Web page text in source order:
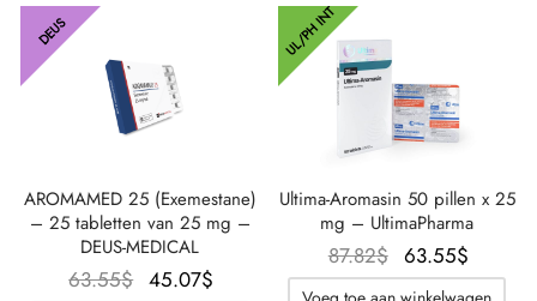
DEUS
AROMAMED 25 (Exemestane)
– 25 tabletten van 25 mg –
DEUS-MEDICAL
63.55$ Oorspronkelijke
45.07$
UL/PH INT
Ultima-Aromasin 50 pillen x 25
mg – UltimaPharma
87.82$ Oorspronkelijke
prijs was:
63.55$